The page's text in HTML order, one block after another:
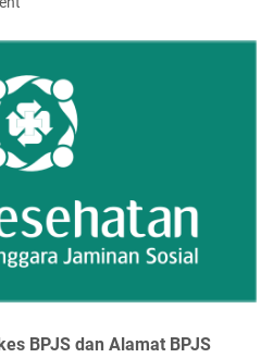
BPJS dan Alamat BPJS